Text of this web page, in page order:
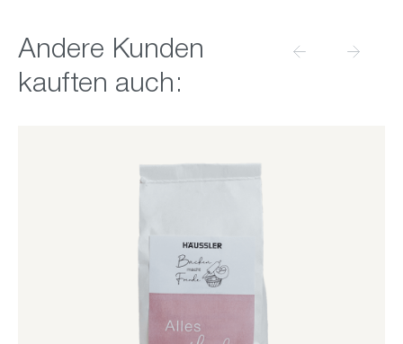
Produktgalerie überspringen
Andere Kunden
kauften auch: